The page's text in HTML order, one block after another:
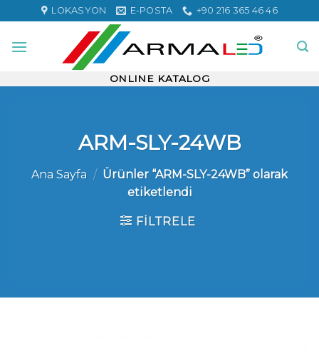
to
content
LOKASYON E-POSTA +90 216 365 46 46
ONLINE KATALOG
ARM-SLY-24WB
Ana Sayfa / Ürünler “ARM-SLY-24WB” olarak
etiketlendi
FILTRELE